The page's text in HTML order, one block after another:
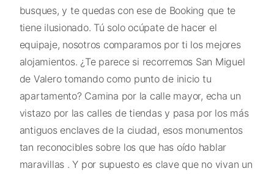
busques, y te quedas con ese de Booking que te
tiene ilusionado. Tú solo ocúpate de hacer el
equipaje, nosotros comparamos por ti los mejores
alojamientos. ¿Te parece si recorremos San Miguel
de Valero tomando como punto de inicio tu
apartamento? Camina por la calle mayor, echa un
vistazo por las calles de tiendas y pasa por los más
antiguos enclaves de la ciudad, esos monumentos
tan reconocibles sobre los que has oído hablar
maravillas . Y por supuesto es clave que no vivan un